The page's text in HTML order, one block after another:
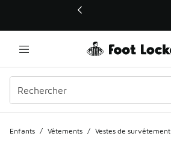
Ce lien ouvrira une nouvelle fenêtre
Enfants / Vêtements / Vestes de survêtement